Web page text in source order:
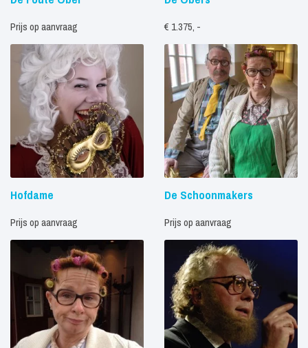
Prijs op aanvraag € 1.375, -
Hofdame
Prijs op aanvraag
De Schoonmakers
Prijs op aanvraag